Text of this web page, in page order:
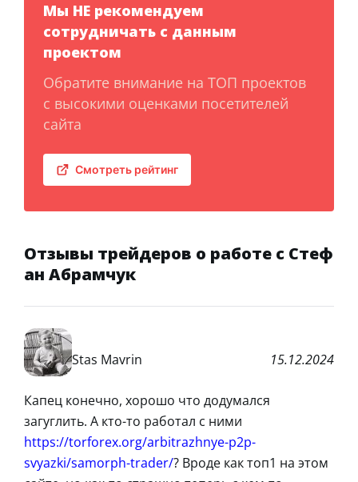
Мы НЕ рекомендуем
сотрудничать с данным
проектом
Обратите внимание на ТОП проектов
с высокими оценками посетителей
сайта
Смотреть рейтинг
Отзывы трейдеров о работе с Стеф
ан Абрамчук
Stas Mavrin 15.12.2024
Капец конечно, хорошо что додумался
загуглить. А кто-то работал с ними
https://torforex.org/arbitrazhnye-p2p-
svyazki/samorph-trader/? Вроде как топ1 на этом